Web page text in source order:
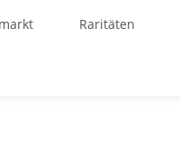
Raritäten